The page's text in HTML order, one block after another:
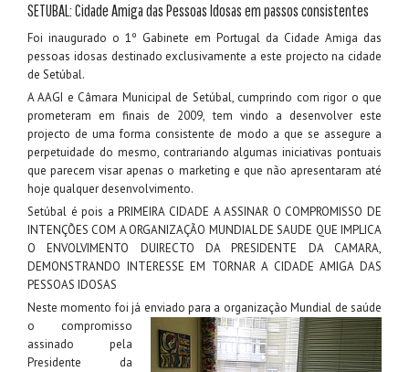
SETUBAL: Cidade Amiga das Pessoas Idosas em passos consistentes
Foi inaugurado o 1º Gabinete em Portugal da Cidade Amiga das
pessoas idosas destinado exclusivamente a este projecto na cidade
de Setúbal.
A AAGI e Câmara Municipal de Setúbal, cumprindo com rigor o que
prometeram em finais de 2009, tem vindo a desenvolver este
projecto de uma forma consistente de modo a que se assegure a
perpetuidade do mesmo, contrariando algumas iniciativas pontuais
que parecem visar apenas o marketing e que não apresentaram até
hoje qualquer desenvolvimento.
Setúbal é pois a PRIMEIRA CIDADE A ASSINAR O COMPROMISSO DE
INTENÇÕES COM A ORGANIZAÇÃO MUNDIAL DE SAUDE QUE IMPLICA
O ENVOLVIMENTO DUIRECTO DA PRESIDENTE DA CAMARA,
DEMONSTRANDO INTERESSE EM TORNAR A CIDADE AMIGA DAS
PESSOAS IDOSAS
Neste momento foi já enviado para a organizaçãoMundial de saúde
o compromisso
assinado pela
Presidente da